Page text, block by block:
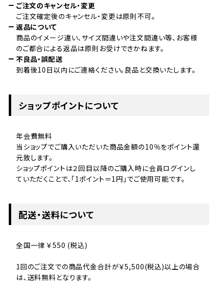
ご注文のキャンセル・変更
ご注文確定後のキャンセル・変更は原則不可。
返品について
商品のイメージ違い、サイズ間違いや注文間違い等、お客様
のご都合による返品は原則お受けできかねます。
不良品・誤配送
到着後10日以内にご連絡ください。良品と交換いたします。
ショップポイントについて
年会費無料
当ショップでご購入いただいた商品金額の10％をポイント還
元致します。
ショップポイントは２回目以降のご購入時に会員ログインし
ていただくことで、「1ポイント＝1円」でご使用可能です。
配送・送料について
全国一律 ￥550 (税込)
1回のご注文での商品代金合計が￥5,500(税込)以上の場合
は、送料無料となります。